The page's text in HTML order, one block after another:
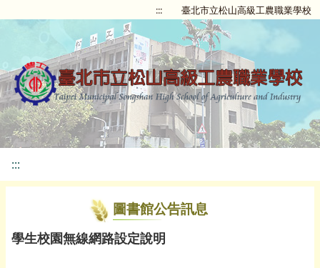
::: 臺北市立松山高級工農職業學校
:::
圖書館公告訊息
學生校園無線網路設定說明